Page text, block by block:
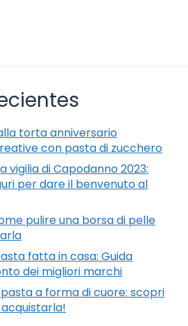
torta anniversario
con pasta di zucchero
vigilia di Capodanno 2023:
per dare il benvenuto al
pulire una borsa di pelle
fatta in casa: Guida
dei migliori marchi
a forma di cuore: scopri